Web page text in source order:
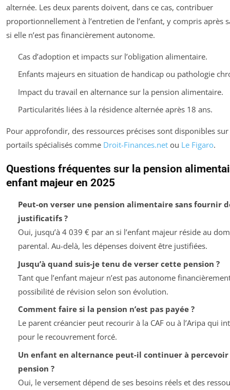
alternée. Les deux parents doivent, dans ce cas, contribuer
proportionnellement à l’entretien de l’enfant, y compris après
si elle n’est pas financièrement autonome.
Cas d’adoption et impacts sur l’obligation alimentaire.
Enfants majeurs en situation de handicap ou pathologie
Impact du travail en alternance sur la pension alimentaire.
Particularités liées à la résidence alternée après 18 ans.
Pour approfondir, des ressources précises sont disponibles sur
portails spécialisés comme Droit-Finances.net ou Le Figaro.
Questions fréquentes sur la pension
enfant majeur en 2025
Peut-on verser une pension alimentaire sans fournir
justificatifs ?
Oui, jusqu’à 4 039 € par an si l’enfant majeur réside au
parental. Au-delà, les dépenses doivent être justifiées.
Jusqu’à quand suis-je tenu de verser cette pension ?
Tant que l’enfant majeur n’est pas autonome
possibilité de révision selon son évolution.
Comment faire si la pension n’est pas payée ?
Le parent créancier peut recourir à la CAF ou à l’Aripa qui
pour le recouvrement forcé.
Un enfant en alternance peut-il continuer à percevoir
pension ?
Oui, le versement dépend de ses besoins réels et des